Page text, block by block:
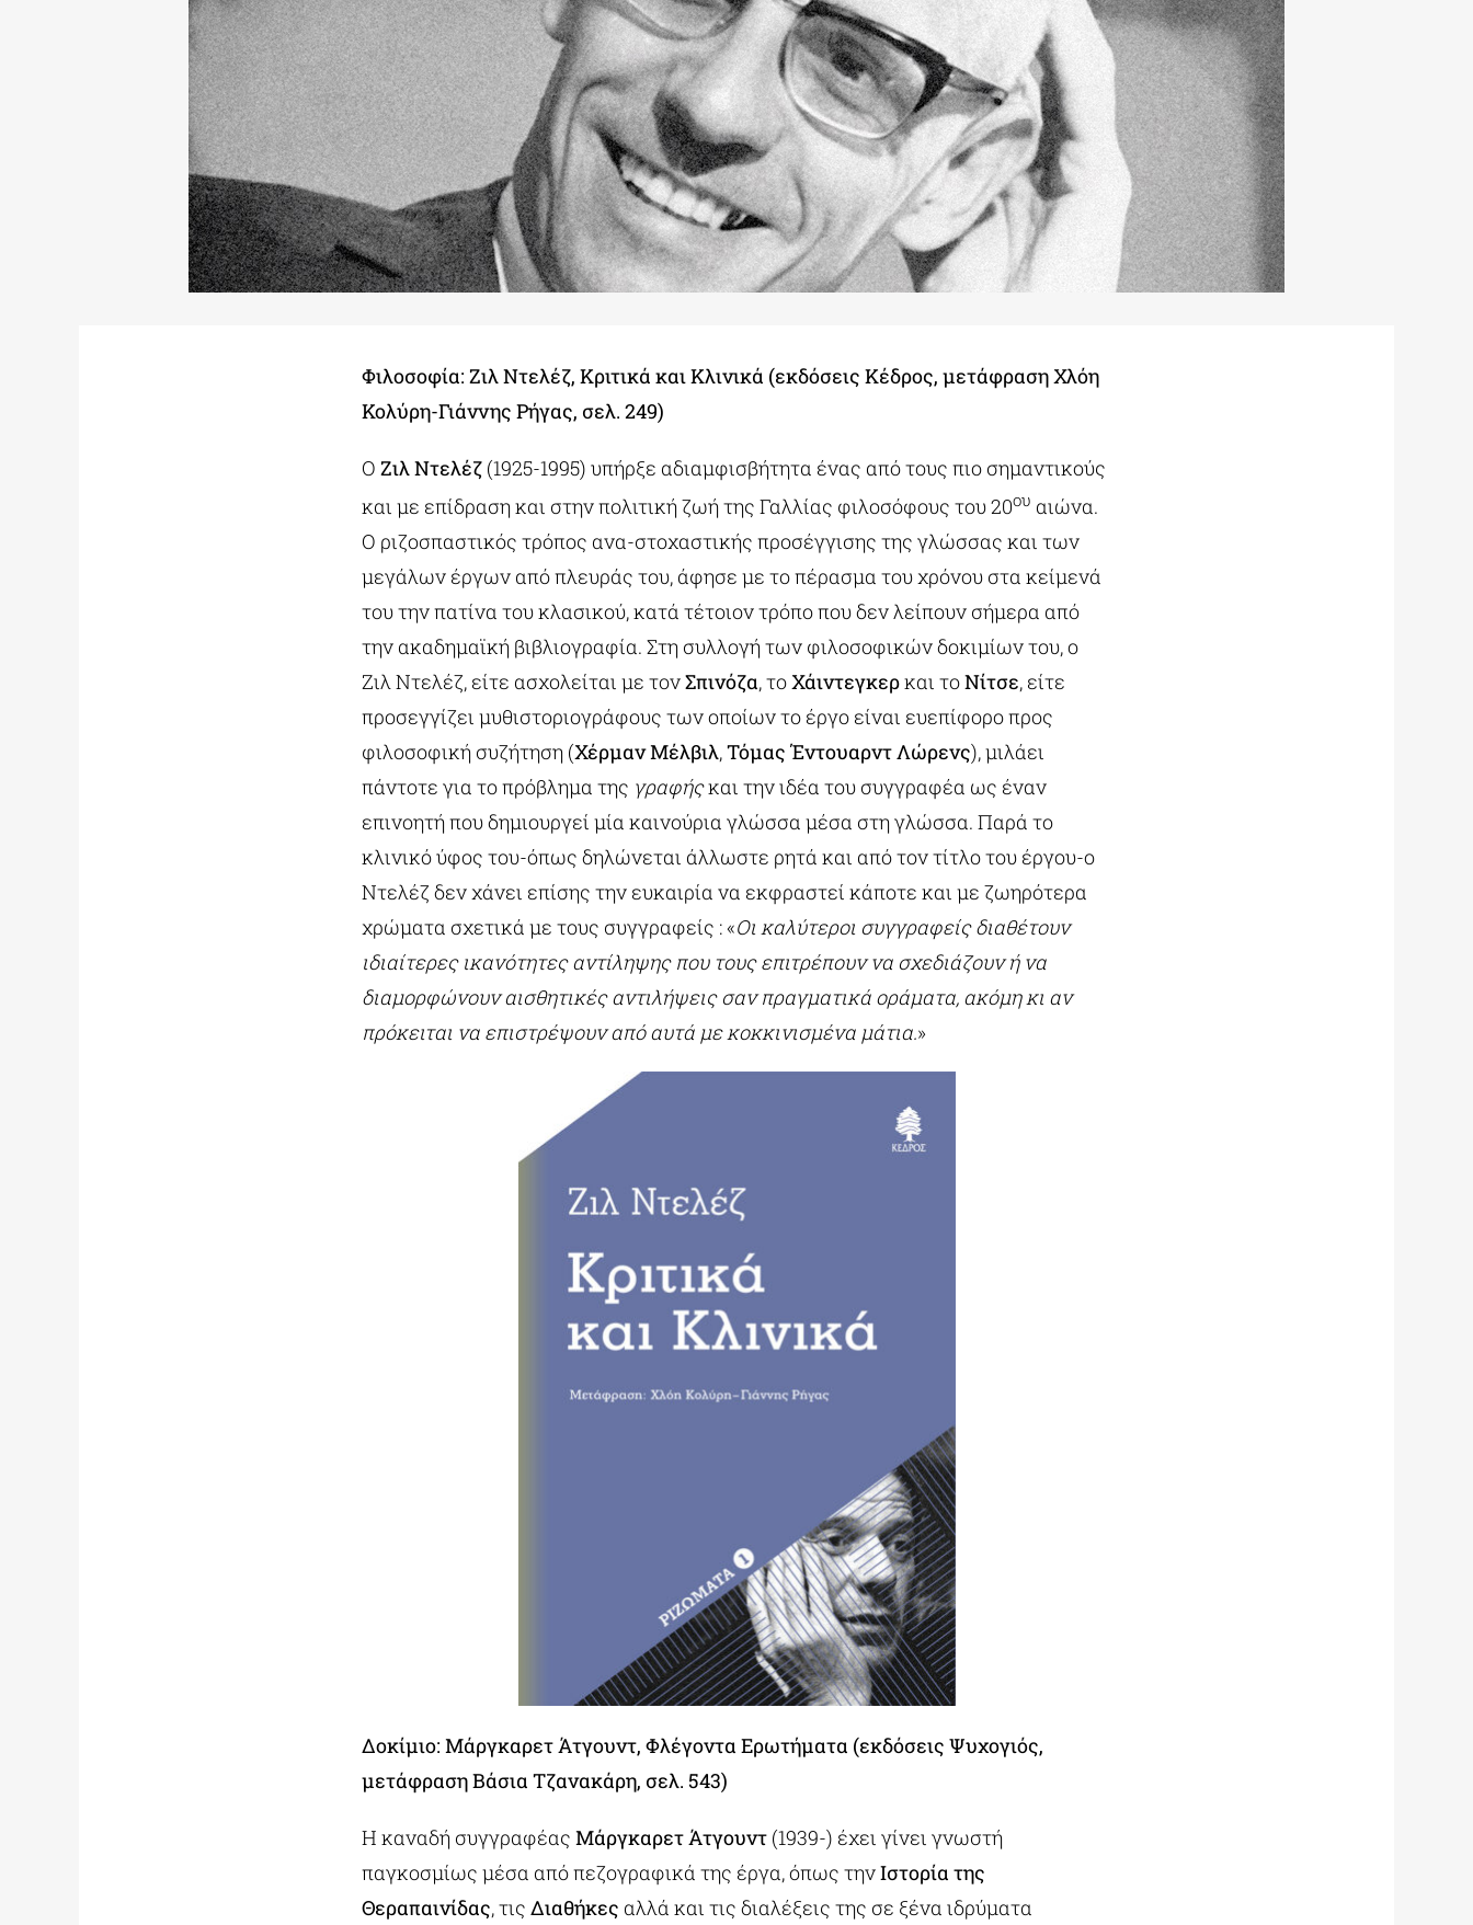
Φιλοσοφία: Ζιλ Ντελέζ, Κριτικά και Κλινικά (εκδόσεις Κέδρος, μετάφραση Χλόη
Κολύρη-Γιάννης Ρήγας, σελ. 249)
Ο Ζιλ Ντελέζ (1925-1995) υπήρξε αδιαμφισβήτητα ένας από τους πιο σημαντικούς
και με επίδραση και στην πολιτική ζωή της Γαλλίας φιλοσόφους του 20ου αιώνα.
Ο ριζοσπαστικός τρόπος ανα-στοχαστικής προσέγγισης της γλώσσας και των
μεγάλων έργων από πλευράς του, άφησε με το πέρασμα του χρόνου στα κείμενά
του την πατίνα του κλασικού, κατά τέτοιον τρόπο που δεν λείπουν σήμερα από
την ακαδημαϊκή βιβλιογραφία. Στη συλλογή των φιλοσοφικών δοκιμίων του, ο
Ζιλ Ντελέζ, είτε ασχολείται με τονΣπινόζα, τοΧάιντεγκερκαι τοΝίτσε, είτε
προσεγγίζει μυθιστοριογράφους των οποίων το έργο είναι ευεπίφορο προς
φιλοσοφική συζήτηση (Χέρμαν Μέλβιλ,Τόμας Έντουαρντ Λώρενς), μιλάει
πάντοτε για το πρόβλημα της γραφήςκαι την ιδέα του συγγραφέα ως έναν
επινοητή που δημιουργεί μία καινούρια γλώσσα μέσα στη γλώσσα. Παρά το
κλινικό ύφος του-όπως δηλώνεται άλλωστε ρητά και από τον τίτλο του έργου-ο
Ντελέζ δεν χάνει επίσης την ευκαιρία να εκφραστεί κάποτε και με ζωηρότερα
χρώματα σχετικά με τους συγγραφείς : «Οι καλύτεροι συγγραφείς διαθέτουν
ιδιαίτερες ικανότητες αντίληψης που τους επιτρέπουν να σχεδιάζουν ή να
διαμορφώνουν αισθητικές αντιλήψεις σαν πραγματικά οράματα, ακόμη κι αν
πρόκειται να επιστρέψουν από αυτά με κοκκινισμένα μάτια.»
Δοκίμιο: Μάργκαρετ Άτγουντ, Φλέγοντα Ερωτήματα (εκδόσεις Ψυχογιός,
μετάφραση Βάσια Τζανακάρη, σελ. 543)
Η καναδή συγγραφέας Μάργκαρετ Άτγουντ(1939-) έχει γίνει γνωστή
παγκοσμίως μέσα από πεζογραφικά της έργα, όπως τηνΙστορία της
Θεραπαινίδας, τις Διαθήκες αλλά και τις διαλέξεις της σε ξένα ιδρύματα